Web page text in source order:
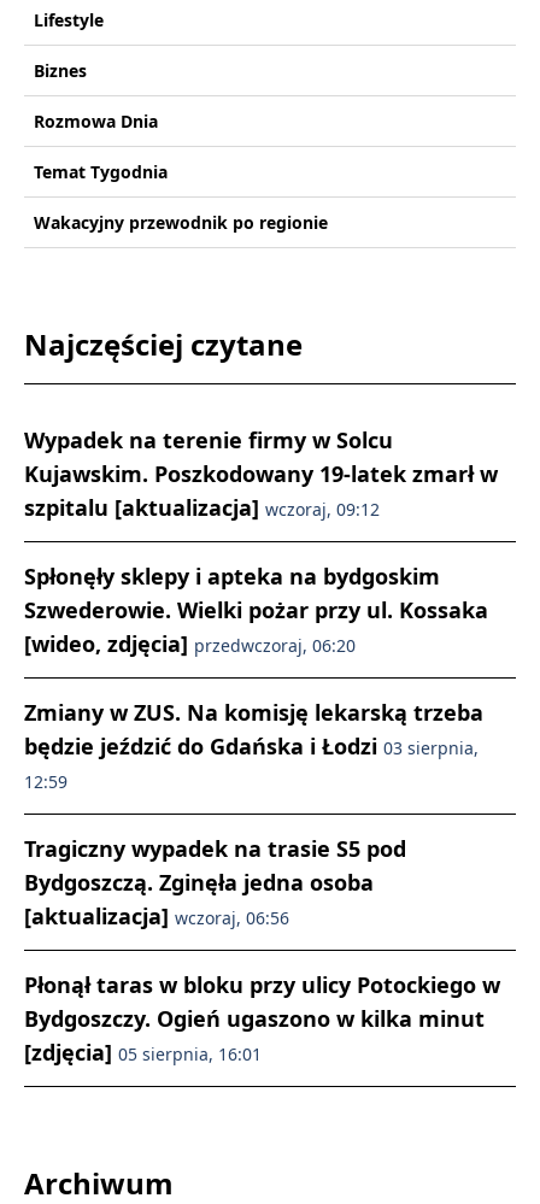
Lifestyle
Biznes
Rozmowa Dnia
Temat Tygodnia
Wakacyjny przewodnik po regionie
Najczęściej czytane
Wypadek na terenie firmy w Solcu
Kujawskim. Poszkodowany 19-latek zmarł w
szpitalu [aktualizacja] wczoraj, 09:12
Spłonęły sklepy i apteka na bydgoskim
Szwederowie. Wielki pożar przy ul. Kossaka
[wideo, zdjęcia] przedwczoraj, 06:20
Zmiany w ZUS. Na komisję lekarską trzeba
będzie jeździć do Gdańska i Łodzi 03 sierpnia,
12:59
Tragiczny wypadek na trasie S5 pod
Bydgoszczą. Zginęła jedna osoba
[aktualizacja] wczoraj, 06:56
Płonął taras w bloku przy ulicy Potockiego w
Bydgoszczy. Ogień ugaszono w kilka minut
[zdjęcia] 05 sierpnia, 16:01
Archiwum